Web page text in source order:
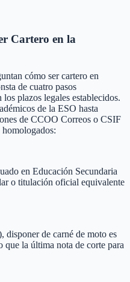
Cartero en la
cómo ser cartero en
de cuatro pasos
plazos legales establecidos.
de la ESO hasta
de CCOO Correos o CSIF
homologados:
en Educación Secundaria
o titulación oficial equivalente
disponer de carné de moto es
la última nota de corte para